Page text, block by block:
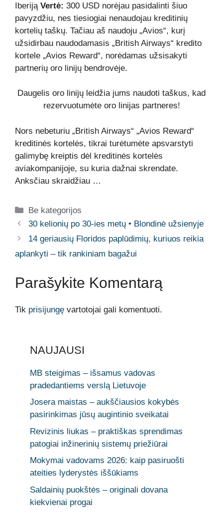
Iberiją Vertė: 300 USD norėjau pasidalinti šiuo
pavyzdžiu, nes tiesiogiai nenaudojau kreditinių
kortelių taškų. Tačiau aš naudoju „Avios“, kurį
užsidirbau naudodamasis „British Airways“ kredito
kortele „Avios Reward“, norėdamas užsisakyti
partnerių oro linijų bendrovėje.
Daugelis oro linijų leidžia jums naudoti taškus, kad
rezervuotumėte oro linijas partneres!
Nors nebeturiu „British Airways“ „Avios Reward“
kreditinės kortelės, tikrai turėtumėte apsvarstyti
galimybę kreiptis dėl kreditinės kortelės
aviakompanijoje, su kuria dažnai skrendate.
Anksčiau skraidžiau …
Kategorijos
Be kategorijos
30 kelionių po 30-ies metų • Blondinė užsienyje
14 geriausių Floridos paplūdimių, kuriuos reikia
aplankyti – tik rankiniam bagažui
Parašykite Komentarą
Tik prisijungę vartotojai gali komentuoti.
NAUJAUSI
MB steigimas – išsamus vadovas
pradedantiems verslą Lietuvoje
Josera maistas – aukščiausios kokybės
pasirinkimas jūsų augintinio sveikatai
Revizinis liukas – praktiškas sprendimas
patogiai inžinerinių sistemų priežiūrai
Mokymai vadovams 2026: kaip pasiruošti
ateities lyderystės iššūkiams
Saldainių puokštės – originali dovana
kiekvienai progai